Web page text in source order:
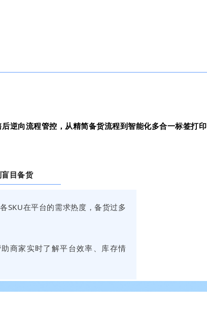
逆向流程管控，从精简备货流程到智能化多合一标签打印
目备货
SKU在平台的需求热度，备货过多
助商家实时了解平台效率、库存情